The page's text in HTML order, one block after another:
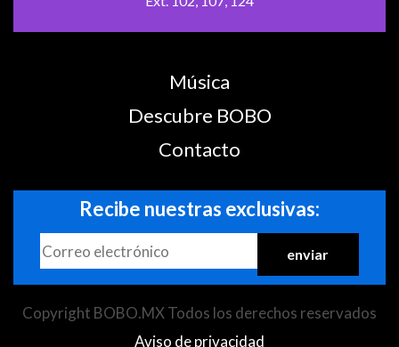
Música
Descubre BOBO
Contacto
Recibe nuestras exclusivas:
Copyright BOBO.MX Todos los derechos reservados
Aviso de privacidad